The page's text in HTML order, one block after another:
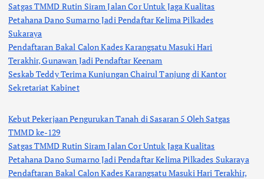
Satgas TMMD Rutin Siram Jalan Cor Untuk Jaga Kualitas
Petahana Dano Sumarno Jadi Pendaftar Kelima Pilkades
Sukaraya
Pendaftaran Bakal Calon Kades Karangsatu Masuki Hari
Terakhir, Gunawan Jadi Pendaftar Keenam
Seskab Teddy Terima Kunjungan Chairul Tanjung di Kantor
Sekretariat Kabinet
Kebut Pekerjaan Pengurukan Tanah di Sasaran 5 Oleh Satgas
TMMD ke-129
Satgas TMMD Rutin Siram Jalan Cor Untuk Jaga Kualitas
Petahana Dano Sumarno Jadi Pendaftar Kelima Pilkades Sukaraya
Pendaftaran Bakal Calon Kades Karangsatu Masuki Hari Terakhir,